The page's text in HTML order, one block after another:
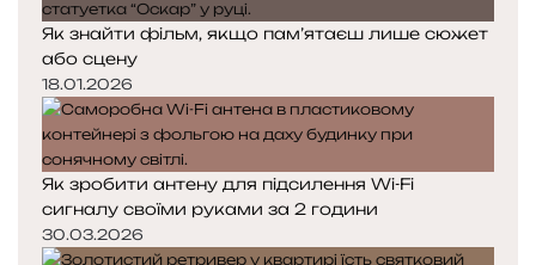
Як знайти фільм, якщо пам’ятаєш лише сюжет
або сцену
18.01.2026
Як зробити антену для підсилення Wi-Fi
сигналу своїми руками за 2 години
30.03.2026